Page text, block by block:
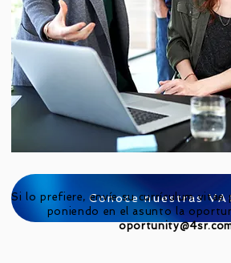
Conoce nuestras
Si lo prefiere, envíe su currículum
poniendo en el asunto la